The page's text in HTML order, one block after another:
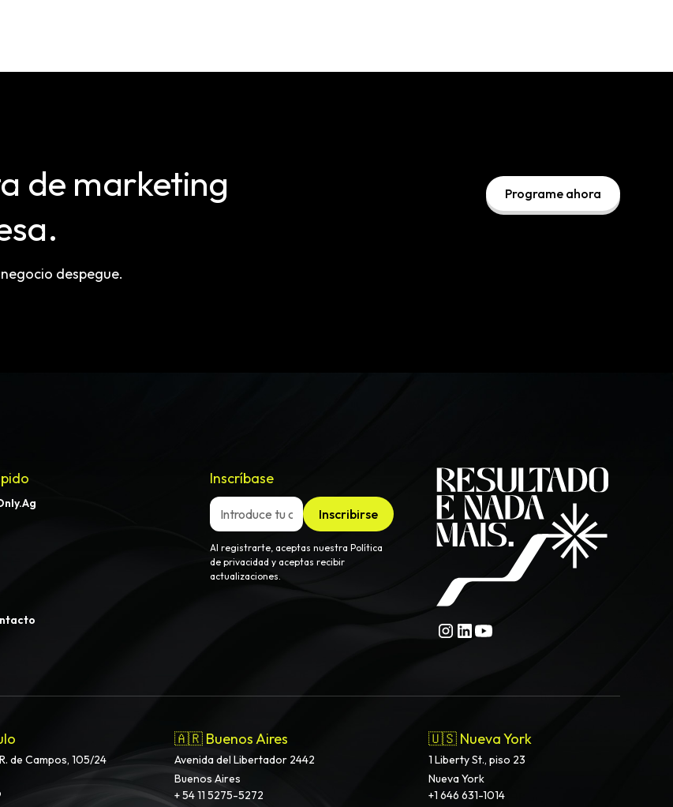
de marketing
despegue.
Programe ahora
Inscríbase
Al registrarte, aceptas nuestra Política
de privacidad y aceptas recibir
actualizaciones.
de Campos, 105/24
🇦🇷 Buenos Aires
Avenida del Libertador 2442
Buenos Aires
+ 54 11 5275-5272
🇺🇸 Nueva York
1 Liberty St., piso 23
Nueva York
+1 646 631-1014